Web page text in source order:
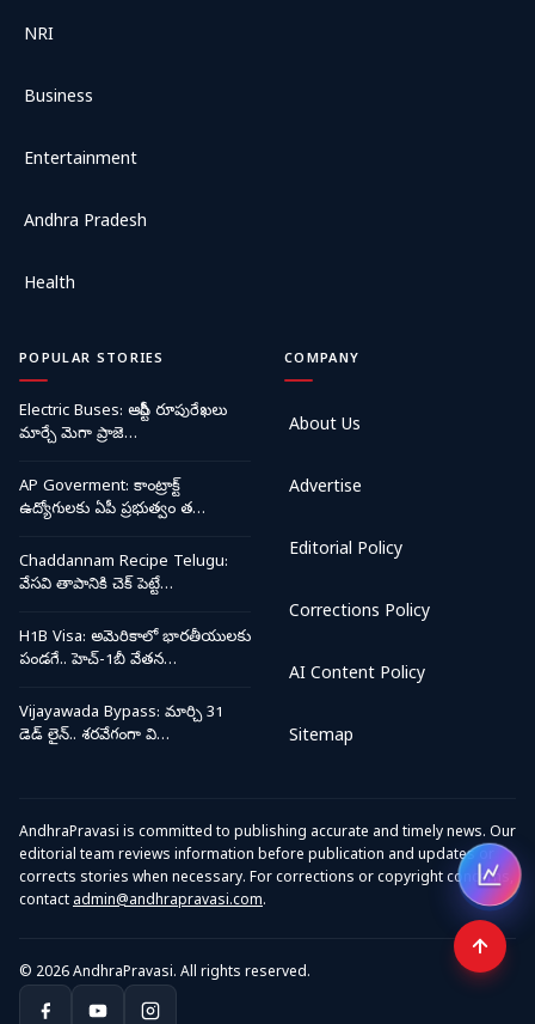
NRI
Business
Entertainment
Andhra Pradesh
Health
POPULAR STORIES
Electric Buses: ఆర్టీసీ రూపురేఖలు
మార్చే మెగా ప్రాజె…
AP Goverment: కాంట్రాక్ట్
ఉద్యోగులకు ఏపీ ప్రభుత్వం త…
Chaddannam Recipe Telugu:
వేసవి తాపానికి చెక్ పెట్టే…
H1B Visa: అమెరికాలో భారతీయులకు
పండగే.. హెచ్-1బీ వేతన…
Vijayawada Bypass: మార్చి 31
డెడ్ లైన్.. శరవేగంగా వి…
COMPANY
About Us
Advertise
Editorial Policy
Corrections Policy
AI Content Policy
Sitemap
AndhraPravasi is committed to publishing accurate and timely news. Our
editorial team reviews information before publication and updates or
corrects stories when necessary. For corrections or copyright concerns,
contactadmin@andhrapravasi.com.
© 2026 AndhraPravasi. All rights reserved.